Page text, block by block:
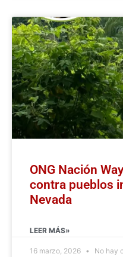
ONG Nación
contra pueblos
Nevada
LEER MÁS»
16 marzo, 2026 No hay